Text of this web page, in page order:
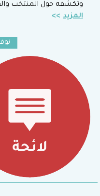
وتكشفه حول المنتخب
المزيد